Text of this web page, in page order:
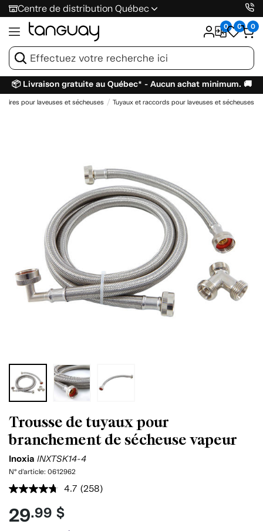
Centre de distribution Québec
0 0 0
📦 Livraison gratuite au Québec* - Aucun achat minimum. 🚚
pour laveuses et sécheuses Tuyaux et raccords pour laveuses et sécheuses
Trousse de tuyaux pour
branchement de sécheuse vapeur
Inoxia INXTSK14-4
N° d'article: 0612962
4.7 Lire
(258)
29.99 $